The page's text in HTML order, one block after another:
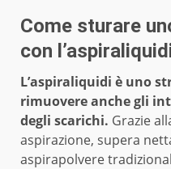
Come sturare
con
L’aspiraliquidi è uno
rimuovere anche gli
degli scarichi. Grazie
aspirazione, supera
aspirapolvere